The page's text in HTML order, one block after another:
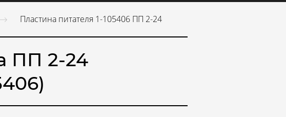
Пластина питателя 1-105406 ПП 2-24
ПП 2-24